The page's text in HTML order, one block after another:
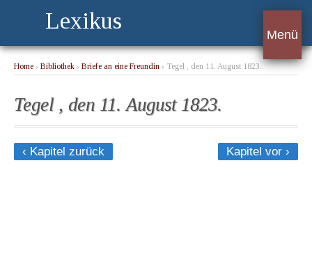
Lexikus
Menü
Home › Bibliothek › Briefe an eine Freundin › Tegel , den 11. August 1823.
Tegel , den 11. August 1823.
‹ Kapitel zurück Kapitel vor ›